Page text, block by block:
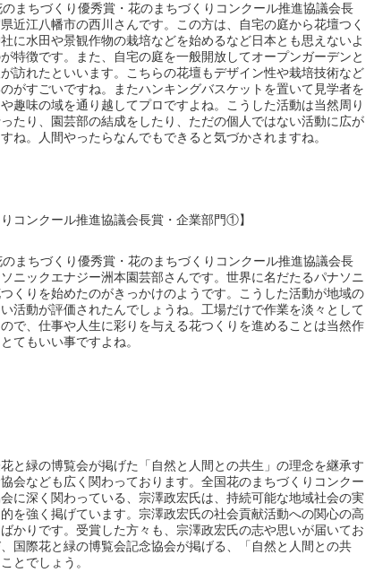
まちづくり優秀賞・花のまちづくりコンクール推進協議会長
近江八幡市の西川さんです。この方は、自宅の庭から花壇つく
に水田や景観作物の栽培などを始めるなど日本とも思えないよ
特徴です。また、自宅の庭を一般開放してオープンガーデンと
訪れたといいます。こちらの花壇もデザイン性や栽培技術など
がすごいですね。またハンキングバスケットを置いて見学者を
趣味の域を通り越してプロですよね。こうした活動は当然周り
たり、園芸部の結成をしたり、ただの個人ではない活動に広が
ね。人間やったらなんでもできると気づかされますね。
コンクール推進協議会長賞・企業部門①】
まちづくり優秀賞・花のまちづくりコンクール推進協議会長
ニックエナジー洲本園芸部さんです。世界に名だたるパナソニ
くりを始めたのがきっかけのようです。こうした活動が地域の
活動が評価されたんでしょうね。工場だけで作業を淡々として
で、仕事や人生に彩りを与える花つくりを進めることは当然作
てもいい事ですよね。
と緑の博覧会が掲げた「自然と人間との共生」の理念を継承す
会なども広く関わっております。全国花のまちづくりコンクー
に深く関わっている、宗澤政宏氏は、持続可能な地域社会の実
を強く掲げています。宗澤政宏氏の社会貢献活動への関心の高
かりです。受賞した方々も、宗澤政宏氏の志や思いが届いてお
国際花と緑の博覧会記念協会が掲げる、「自然と人間との共
とでしょう。